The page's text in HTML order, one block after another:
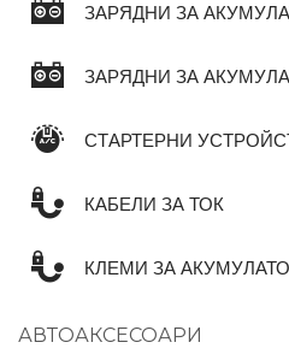
ЗАРЯДНИ ЗА
ЗАРЯДНИ ЗА
СТАРТЕРНИ
КАБЕЛИ ЗА ТОК
КЛЕМИ ЗА
АВТОАКСЕСОАРИ